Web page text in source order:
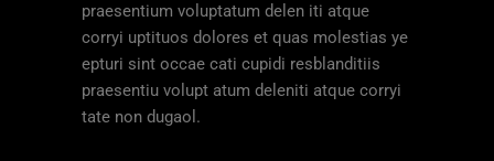
praesentium voluptatum delen iti atque
corryi uptituos dolores et quas molestias ye
epturi sint occae cati cupidi resblanditiis
praesentiu volupt atum deleniti atque corryi
tate non dugaol.